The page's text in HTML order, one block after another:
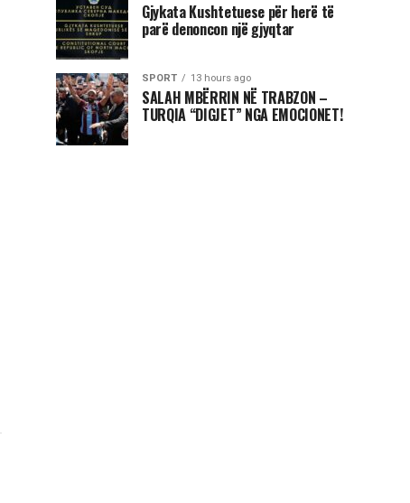
Gjykata Kushtetuese për herë të
parë denoncon një gjyqtar
SPORT 13 hours ago
SALAH MBËRRIN NË TRABZON –
TURQIA “DIGJET” NGA EMOCIONET!